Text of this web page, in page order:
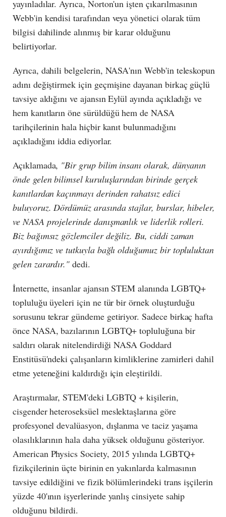
yayınladılar. Ayrıca, Norton'un işten çıkarılmasının
Webb'in kendisi tarafından veya yönetici olarak tüm
bilgisi dahilinde alınmış bir karar olduğunu
belirtiyorlar.
Ayrıca, dahili belgelerin, NASA'nın Webb'in teleskopun
adını değiştirmek için geçmişine dayanan birkaç güçlü
tavsiye aldığını ve ajansın Eylül ayında açıkladığı ve
hem kanıtların öne sürüldüğü hem de NASA
tarihçilerinin hala hiçbir kanıt bulunmadığını
açıkladığını iddia ediyorlar.
Açıklamada, "Bir grup bilim insanı olarak, dünyanın
önde gelen bilimsel kuruluşlarından birinde gerçek
kanıtlardan kaçınmayı derinden rahatsız edici
buluyoruz. Dördümüz arasında stajlar, burslar, hibeler,
ve NASA projelerinde danışmanlık ve liderlik rolleri.
Biz bağımsız gözlemciler değiliz. Bu, ciddi zaman
ayırdığımız ve tutkuyla bağlı olduğumuz bir topluluktan
gelen zarardır." dedi.
İnternette, insanlar ajansın STEM alanında LGBTQ+
topluluğu üyeleri için ne tür bir örnek oluşturduğu
sorusunu tekrar gündeme getiriyor. Sadece birkaç hafta
önce NASA, bazılarının LGBTQ+ topluluğuna bir
saldırı olarak nitelendirdiği NASA Goddard
Enstitüsü'ndeki çalışanların kimliklerine zamirleri dahil
etme yeteneğini kaldırdığı için eleştirildi.
Araştırmalar, STEM'deki LGBTQ + kişilerin,
cisgender heteroseksüel meslektaşlarına göre
profesyonel devalüasyon, dışlanma ve taciz yaşama
olasılıklarının hala daha yüksek olduğunu gösteriyor.
American Physics Society, 2015 yılında LGBTQ+
fizikçilerinin üçte birinin en yakınlarda kalmasının
tavsiye edildiğini ve fizik bölümlerindeki trans işçilerin
yüzde 40'ının işyerlerinde yanlış cinsiyete sahip
olduğunu bildirdi.